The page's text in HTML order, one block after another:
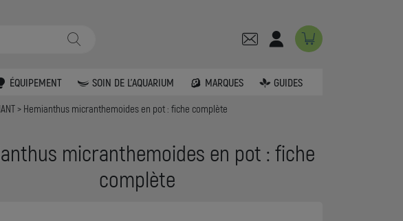
ÉQUIPEMENT SOIN DE L'AQUARIUM MARQUES GUIDES
Hemianthus micranthemoides en pot : fiche complète
micranthemoides en pot : fiche
complète